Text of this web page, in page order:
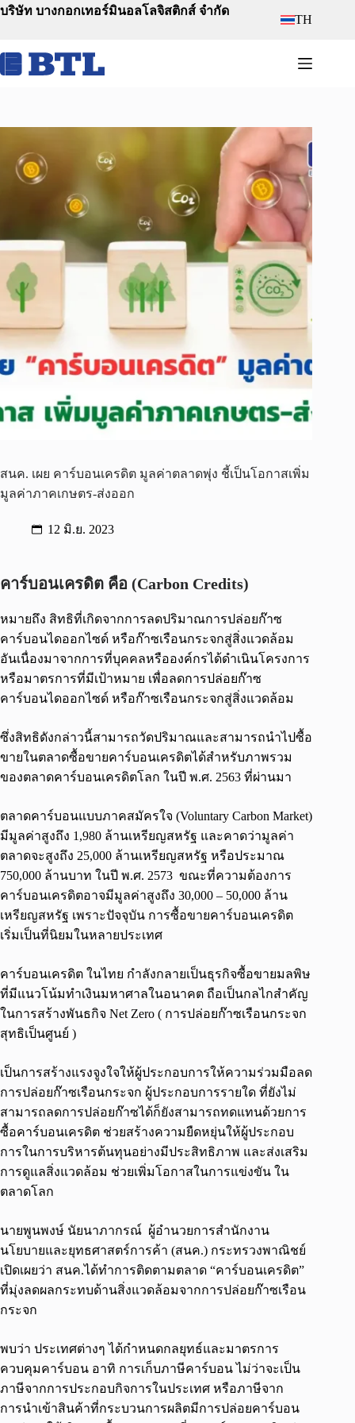
Skip
บริษัท บางกอกเทอร์มินอลโลจิสติกส์ จำกัด
TH
สนค. เผย คาร์บอนเครดิต มูลค่าตลาดพุ่ง ชี้เป็นโอกาสเพิ่ม
มูลค่าภาคเกษตร-ส่งออก
12 มิ.ย. 2023
คาร์บอนเครดิต คือ (Carbon Credits)
หมายถึง สิทธิที่เกิดจากการลดปริมาณการปล่อยก๊าซ
คาร์บอนไดออกไซด์ หรือก๊าซเรือนกระจกสู่สิ่งแวดล้อม
อันเนื่องมาจากการที่บุคคลหรือองค์กรได้ดำเนินโครงการ
หรือมาตรการที่มีเป้าหมาย เพื่อลดการปล่อยก๊าซ
คาร์บอนไดออกไซด์ หรือก๊าซเรือนกระจกสู่สิ่งแวดล้อม
ซึ่งสิทธิดังกล่าวนี้สามารถวัดปริมาณและสามารถนำไปซื้อ
ขายในตลาดซื้อขายคาร์บอนเครดิตได้สำหรับภาพรวม
ของตลาดคาร์บอนเครดิตโลก ในปี พ.ศ. 2563 ที่ผ่านมา
ตลาดคาร์บอนแบบภาคสมัครใจ (Voluntary Carbon Market)
มีมูลค่าสูงถึง 1,980 ล้านเหรียญสหรัฐ และคาดว่ามูลค่า
ตลาดจะสูงถึง 25,000 ล้านเหรียญสหรัฐ หรือประมาณ
750,000 ล้านบาท ในปี พ.ศ. 2573 ขณะที่ความต้องการ
คาร์บอนเครดิตอาจมีมูลค่าสูงถึง 30,000 – 50,000 ล้าน
เหรียญสหรัฐ เพราะปัจจุบัน การซื้อขายคาร์บอนเครดิต
เริ่มเป็นที่นิยมในหลายประเทศ
คาร์บอนเครดิต ในไทย กำลังกลายเป็นธุรกิจซื้อขายมลพิษ
ที่มีแนวโน้มทำเงินมหาศาลในอนาคต ถือเป็นกลไกสำคัญ
ในการสร้างพันธกิจ Net Zero ( การปล่อยก๊าซเรือนกระจก
สุทธิเป็นศูนย์ )
เป็นการสร้างแรงจูงใจให้ผู้ประกอบการให้ความร่วมมือลด
การปล่อยก๊าซเรือนกระจก ผู้ประกอบการรายใด ที่ยังไม่
สามารถลดการปล่อยก๊าซได้ก็ยังสามารถทดแทนด้วยการ
ซื้อคาร์บอนเครดิต ช่วยสร้างความยืดหยุ่นให้ผู้ประกอบ
การในการบริหารต้นทุนอย่างมีประสิทธิภาพ และส่งเสริม
การดูแลสิ่งแวดล้อม ช่วยเพิ่มโอกาสในการแข่งขัน ใน
ตลาดโลก
นายพูนพงษ์ นัยนาภากรณ์ ผู้อำนวยการสำนักงาน
นโยบายและยุทธศาสตร์การค้า (สนค.) กระทรวงพาณิชย์
เปิดเผยว่า สนค.ได้ทำการติดตามตลาด “คาร์บอนเครดิต”
ที่มุ่งลดผลกระทบด้านสิ่งแวดล้อมจากการปล่อยก๊าซเรือน
กระจก
พบว่า ประเทศต่างๆ ได้กำหนดกลยุทธ์และมาตรการ
ควบคุมคาร์บอน อาทิ การเก็บภาษีคาร์บอน ไม่ว่าจะเป็น
ภาษีจากการประกอบกิจการในประเทศ หรือภาษีจาก
การนำเข้าสินค้าที่กระบวนการผลิตมีการปล่อยคาร์บอน